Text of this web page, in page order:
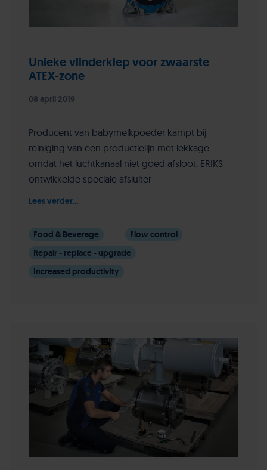
Unieke vlinderklep voor zwaarste
ATEX-zone
08 april 2019
Producent van babymelkpoeder kampt bij
reiniging van een productielijn met lekkage
omdat het luchtkanaal niet goed afsloot. ERIKS
ontwikkelde speciale afsluiter
Lees verder...
Food & Beverage
Flow control
Repair - replace - upgrade
Increased productivity